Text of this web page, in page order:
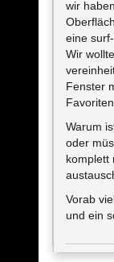
wir
eine
Wir
Fenster
Warum
oder
komplett
Vorab
und ein